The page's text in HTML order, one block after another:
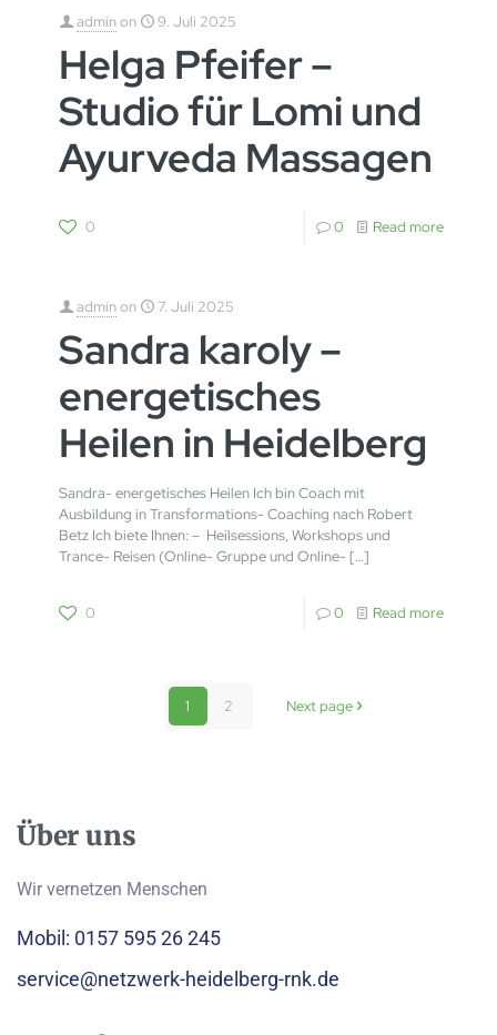
adminon 9. Juli 2025
Helga Pfeifer –
Studio für Lomi und
Ayurveda Massagen
0 0 Read more
adminon 7. Juli 2025
Sandra karoly –
energetisches
Heilen in Heidelberg
Sandra- energetisches Heilen Ich bin Coach mit
Ausbildung in Transformations- Coaching nach Robert
Betz Ich biete Ihnen: – Heilsessions, Workshops und
Trance- Reisen (Online- Gruppe und Online- […]
0 0 Read more
1 2 Next page
Über uns
Wir vernetzen Menschen
Mobil: 0157 595 26 245
service@netzwerk-heidelberg-rnk.de